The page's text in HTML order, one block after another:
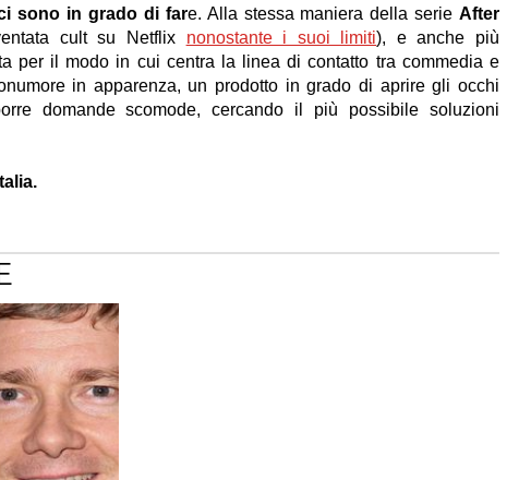
sono in grado di fare. Alla stessa maniera della serieAfter
cult su Netflix nonostante i suoi limiti), e anche più
per il modo in cui centra la linea di contatto tra commedia e
in apparenza, un prodotto in grado di aprire gli occhi
domande scomode, cercando il più possibile soluzioni